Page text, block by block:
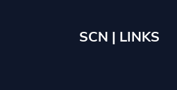
SCN | LINKS